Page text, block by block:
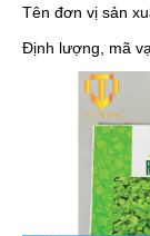
Tên đơn vị sản
Định lượng, mã